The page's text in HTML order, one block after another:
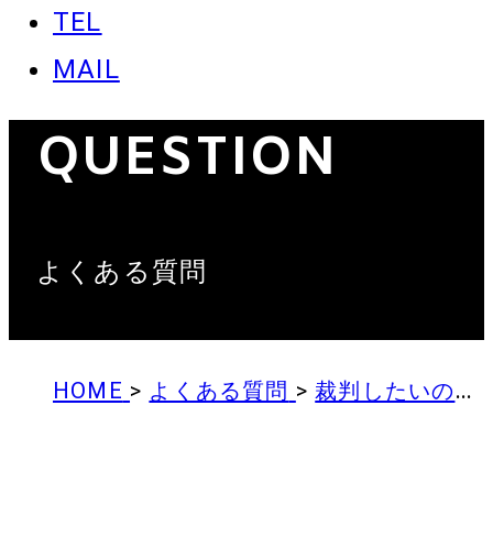
TEL
MAIL
QUESTION
よくある質問
HOME > よくある質問 >裁判したいのですが、必ず裁判してくれるのでしょうか？